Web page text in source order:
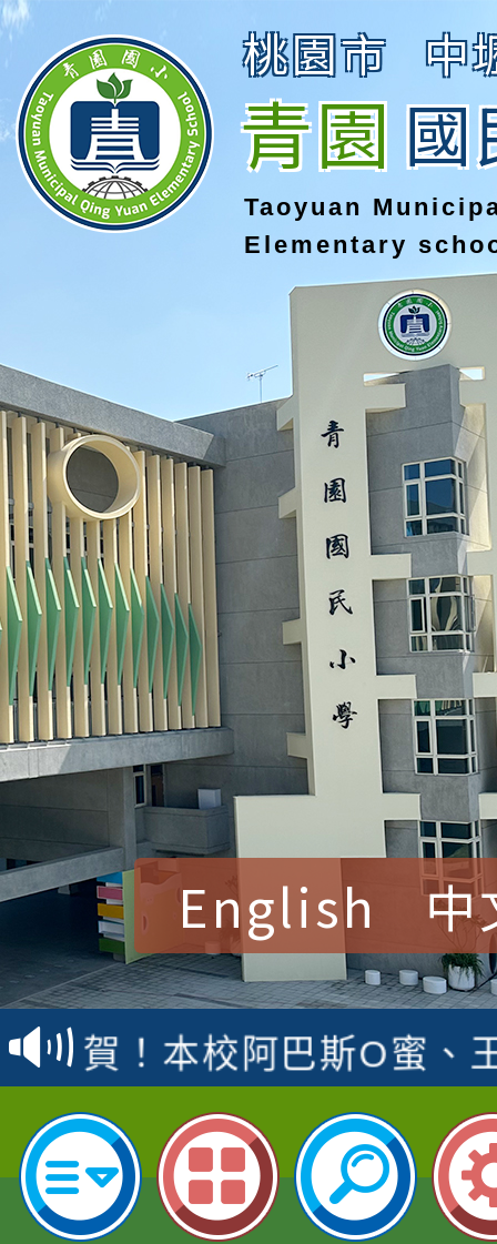
桃園市 中
青園國
Taoyuan
Elementary
English 中
賀！本校參加桃園市中
賽 洪綺君教師榮獲社
名
賀！本校阿巴斯O蜜、
倩參加桃園市科展 國
名 指導老師王老師、
賀！本校四年二班張O
園市英語競賽國小朗讀
指導老師林老師
賀！本校參加桃園市中
賽 劉文瑛教師榮獲教
賀！本校參與2026世